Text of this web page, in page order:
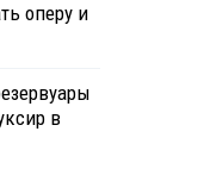
оперу и
в